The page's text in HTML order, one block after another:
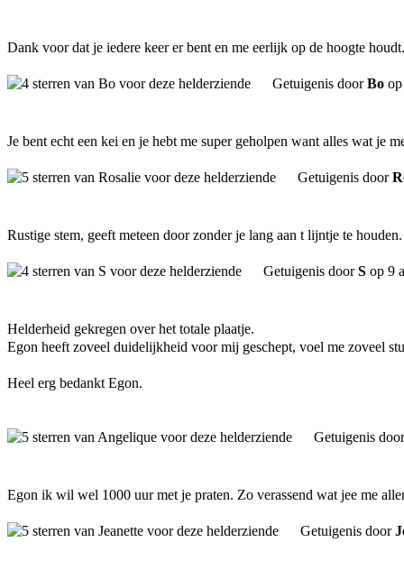
Dank voor dat je iedere keer er bent en me eerlijk op de hoogte
Getuigenis doorBo
Je bent echt een kei en je hebt me super geholpen want alles wat je
Getuigenis door
Rustige stem, geeft meteen door zonder je lang aan t lijntje te
Getuigenis doorS op 9
Helderheid gekregen over het totale plaatje.
Egon heeft zoveel duidelijkheid voor mij geschept, voel me zoveel
Heel erg bedankt Egon.
Getuigenis
Egon ik wil wel 1000 uur met je praten. Zo verassend wat jee me
Getuigenis door